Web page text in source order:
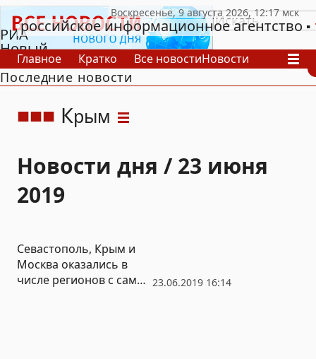
РИА
Новый
День
российское информационное агентство
Главное Кратко Все новостиНовости
В России
В мире
Последние новости
Крым
Новости дня / 23 июня
2019
23.06.2019 16:14
Севастополь, Крым и
Москва оказались в
числе регионов с самой